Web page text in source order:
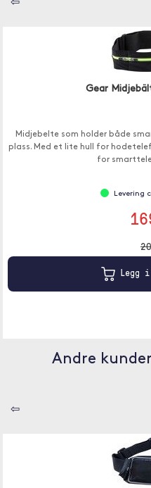
⇦
Gear
Midjebelte som holder både
plass. Med et lite hull for
for
Levering
Legg
Andre
⇦